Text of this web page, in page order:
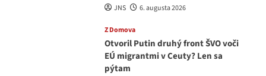
JNS 6. augusta 2026
Z Domova
Otvoril Putin druhý front ŠVO voči
EÚ migrantmi v Ceuty? Len sa
pýtam